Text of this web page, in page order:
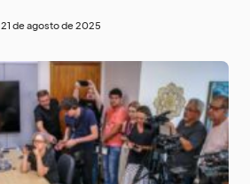
21 de agosto de 2025